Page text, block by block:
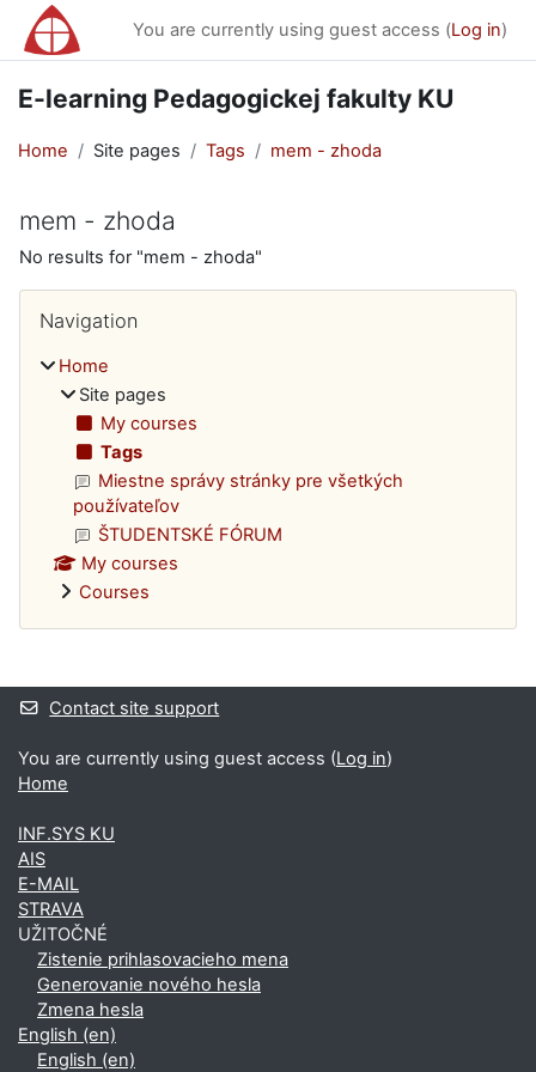
Skip to main content
You are currently using guest access (Log in)
E-learning Pedagogickej fakulty KU
Home Site pages Tags mem - zhoda
mem - zhoda
No results for "mem - zhoda"
Blocks
Navigation
Home
Site pages
My courses
Tags
Miestne správy stránky pre všetkých
používateľov
ŠTUDENTSKÉ FÓRUM
My courses
Courses
Supplementary blocks
Contact site support
You are currently using guest access (Log in)
Home
INF.SYS KU
AIS
E-MAIL
STRAVA
UŽITOČNÉ
Zistenie prihlasovacieho mena
Generovanie nového hesla
Zmena hesla
English ‎(en)‎
English ‎(en)‎